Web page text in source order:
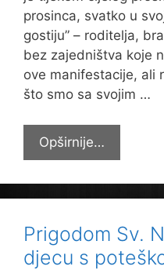
prosinca, svatko u
gostiju” – roditelja,
bez zajedništva koje
ove manifestacije, ali
što smo sa svojim …
Opširnije…
Prigodom Sv.
djecu s